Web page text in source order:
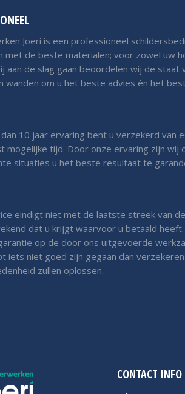
Joeri is een professioneel
met de beste materialen; voor zowel uw
aan de slag gaan beoordelen wij de staat
wanden om u het beste advies én het
10 jaar ervaring bent u verzekerd van
mogelijke tijd. Door onze ervaring zijn wij
situaties u het beste resultaat te
eindigt niet met de laatste streek van
dat u krijgt waarvoor u betaald
op de door ons uitgevoerde
iets niet goed zijn gegaan dan
zullen oplossen.
CONTACT INFO